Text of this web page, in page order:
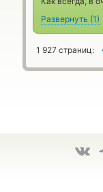
Развернуть (1)
1 927 страниц: